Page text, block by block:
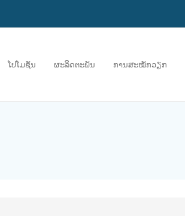
ໂປໂມຊັ່ນ ຜະລິດຕະພັນ ການສະໝັກວຽກ